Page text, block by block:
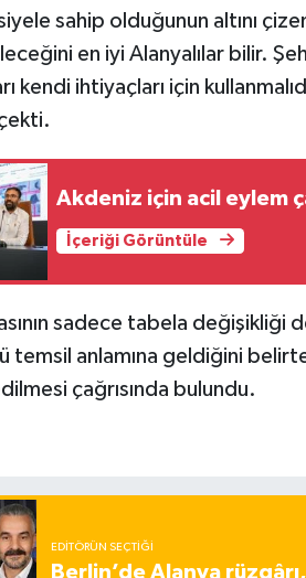
sahip olduğunun altını
en iyi Alanyalılar bilir.
kendi ihtiyaçları için
Akdeniz için acil eylem
İçeriği Görüntüle
sadece tabela değişikliği
temsil anlamına geldiğini
çağrısında bulundu.
EDITÖRÜN SEÇTIĞI
Berlin’de Alanya